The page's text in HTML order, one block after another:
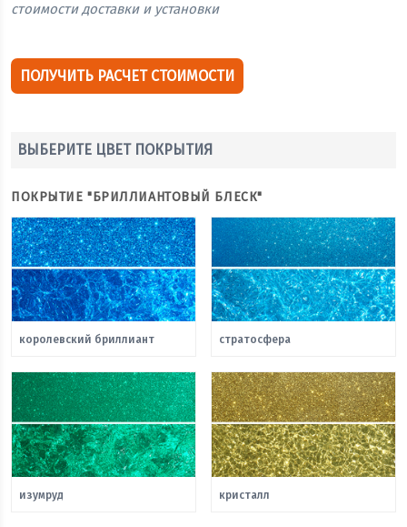
стоимости доставки и установки
ПОЛУЧИТЬ РАСЧЕТ СТОИМОСТИ
ВЫБЕРИТЕ ЦВЕТ ПОКРЫТИЯ
ПОКРЫТИЕ "БРИЛЛИАНТОВЫЙ БЛЕСК"
королевский бриллиант стратосфера
изумруд кристалл